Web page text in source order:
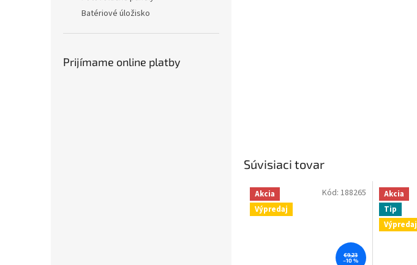
Batériové úložisko
Prijímame online platby
Súvisiaci tovar
Akcia
Výpredaj
€9,23
–10 %
Kód: 188265
Akcia
Tip
Výpredaj